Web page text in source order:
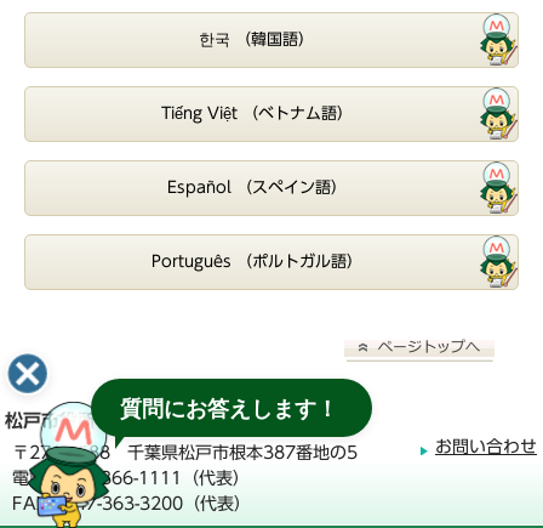
한국 （韓国語）
Tiếng Việt （ベトナム語）
Español （スペイン語）
Português （ポルトガル語）
松戸市役所
〒271-8588 千葉県松戸市根本387番地の5
電話：047-366-1111（代表）
FAX：047-363-3200（代表）
お問い合わせ
質問にお答えします！